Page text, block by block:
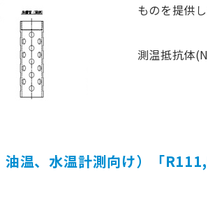
ものを提供し
測温抵抗体
油温、水温計測向け）「